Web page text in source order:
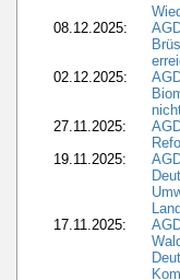
08.12.2025:
02.12.2025:
27.11.2025:
19.11.2025:
17.11.2025: